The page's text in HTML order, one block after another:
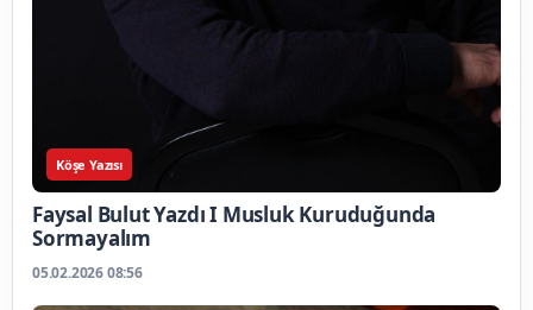
Köşe Yazısı
Faysal Bulut Yazdı I Musluk Kuruduğunda
Sormayalım
05.02.2026 08:56